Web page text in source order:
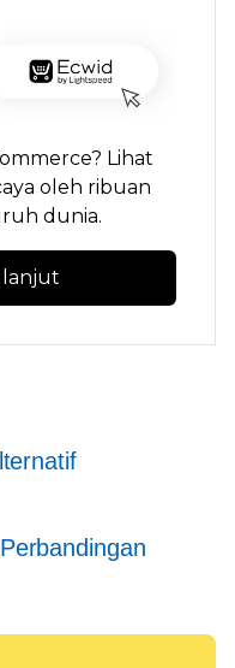
Lihat
oleh ribuan
dunia.
lanjut